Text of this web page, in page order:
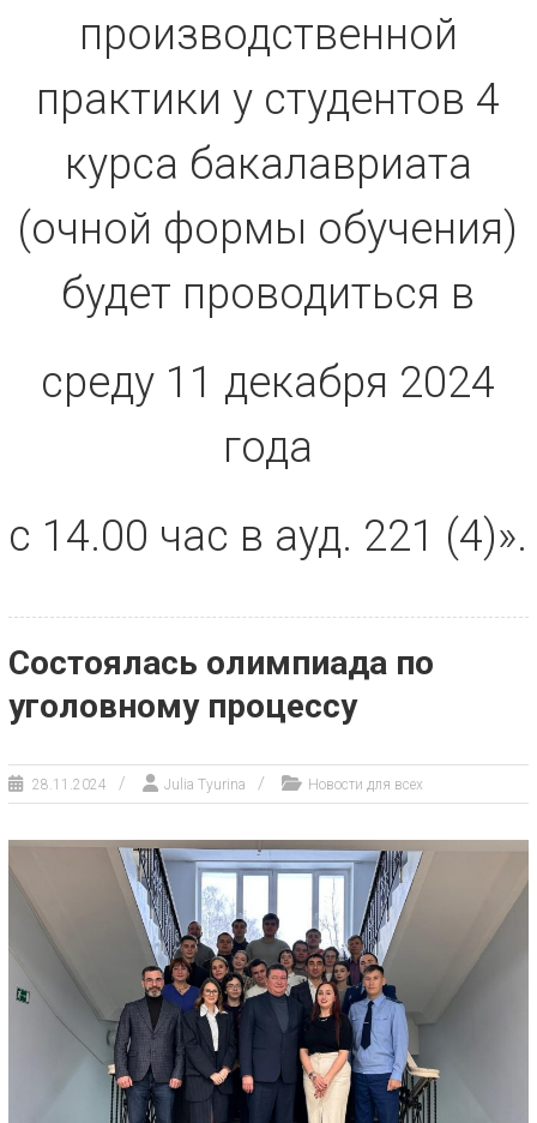
производственной
практики у студентов 4
курса бакалавриата
(очной формы обучения)
будет проводиться в
среду 11 декабря 2024
года
с 14.00 час в ауд. 221 (4)».
Состоялась олимпиада по
уголовному процессу
28.11.2024 Julia Tyurina Новости для всех